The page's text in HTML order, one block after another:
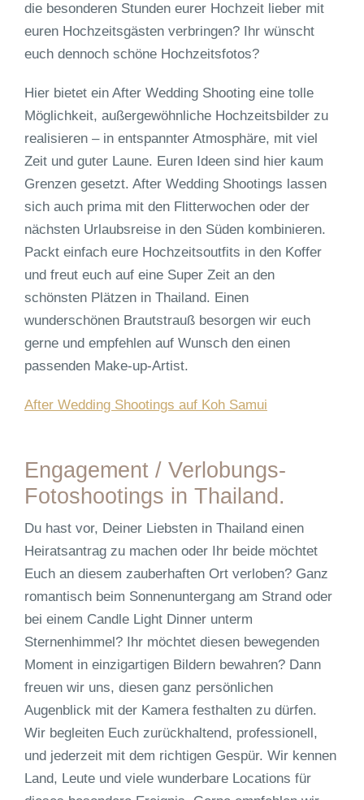
die besonderen Stunden eurer Hochzeit lieber mit
euren Hochzeitsgästen verbringen? Ihr wünscht
euch dennoch schöne Hochzeitsfotos?
Hier bietet ein After Wedding Shooting eine tolle
Möglichkeit, außergewöhnliche Hochzeitsbilder zu
realisieren – in entspannter Atmosphäre, mit viel
Zeit und guter Laune. Euren Ideen sind hier kaum
Grenzen gesetzt. After Wedding Shootings lassen
sich auch prima mit den Flitterwochen oder der
nächsten Urlaubsreise in den Süden kombinieren.
Packt einfach eure Hochzeitsoutfits in den Koffer
und freut euch auf eine Super Zeit an den
schönsten Plätzen in Thailand. Einen
wunderschönen Brautstrauß besorgen wir euch
gerne und empfehlen auf Wunsch den einen
passenden Make-up-Artist.
After Wedding Shootings auf Koh Samui
Engagement / Verlobungs-
Fotoshootings in Thailand.
Du hast vor, Deiner Liebsten in Thailand einen
Heiratsantrag zu machen oder Ihr beide möchtet
Euch an diesem zauberhaften Ort verloben? Ganz
romantisch beim Sonnenuntergang am Strand oder
bei einem Candle Light Dinner unterm
Sternenhimmel? Ihr möchtet diesen bewegenden
Moment in einzigartigen Bildern bewahren? Dann
freuen wir uns, diesen ganz persönlichen
Augenblick mit der Kamera festhalten zu dürfen.
Wir begleiten Euch zurückhaltend, professionell,
und jederzeit mit dem richtigen Gespür. Wir kennen
Land, Leute und viele wunderbare Locations für